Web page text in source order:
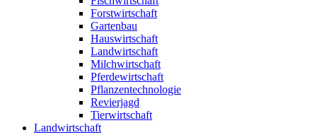
Forstwirtschaft
Gartenbau
Hauswirtschaft
Landwirtschaft
Milchwirtschaft
Pferdewirtschaft
Pflanzentechnologie
Revierjagd
Tierwirtschaft
Landwirtschaft